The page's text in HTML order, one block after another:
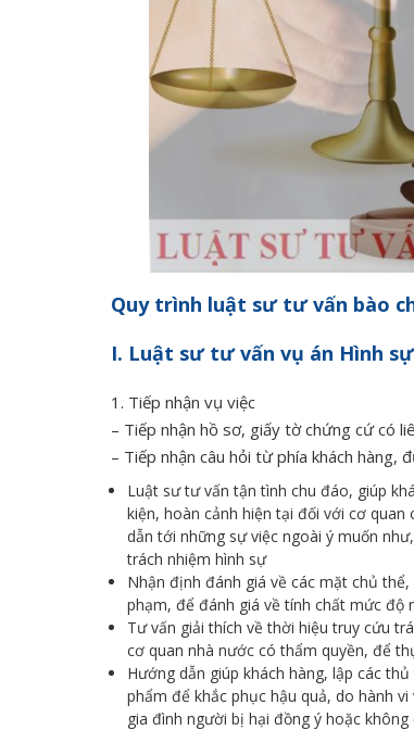
Quy trình luật sư tư vấn bào
I. Luật sư tư vấn vụ án Hình sự
1. Tiếp nhận vụ việc
– Tiếp nhận hồ sơ, giấy tờ chứng cứ có
– Tiếp nhận câu hỏi từ phía khách hàng,
Luật sư tư vấn tận tình chu đáo, giúp
kiện, hoàn cảnh hiện tại đối với cơ
dẫn tới những sự việc ngoài ý muốn
trách nhiệm hình sự
Nhận định đánh giá về các mặt chủ
phạm, để đánh giá về tính chất mức độ
Tư vấn giải thích về thời hiệu truy cứu
cơ quan nhà nước có thẩm quyền, để
Hướng dẫn giúp khách hàng, lập các
phẩm để khắc phục hậu quả, do hành
gia đình người bị hại đồng ý hoặc